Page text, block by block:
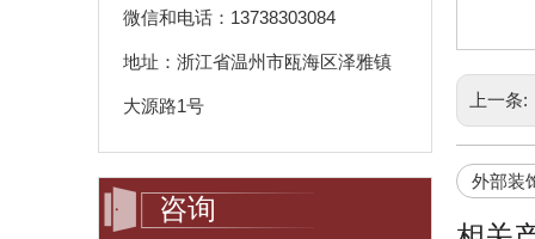
微信和电话：13738303084
地址：浙江省温州市瓯海区泽雅镇
大源路1号
咨询
上一条:
外部装